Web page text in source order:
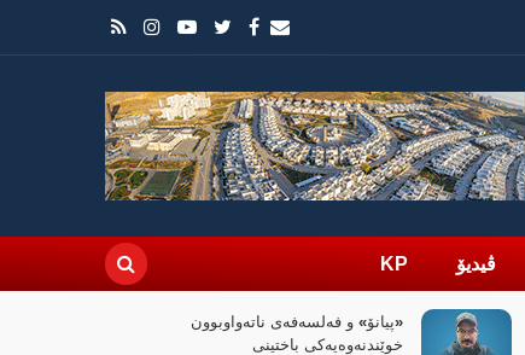
ڤیدیۆ KP
«پیانۆ» و فەلسەفەی ناتەواوبوون
خوێندنەوەیەکی باختینی